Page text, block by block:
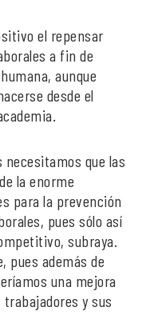
el repensar
a fin de
aunque
desde el
necesitamos que las
la enorme
para la prevención
pues sólo así
subraya.
pues además de
una mejora
y sus